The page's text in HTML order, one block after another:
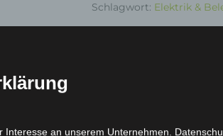
Schlagwort: Elektrik &
Interesse an unserem Unternehmen.